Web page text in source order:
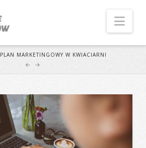
PLAN MARKETINGOWY W KWIACIARNI